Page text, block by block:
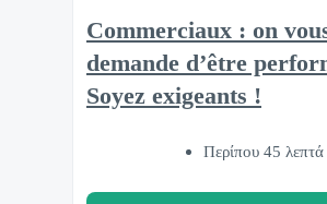
Commerciaux : on
demande d’être
Soyez exigeants !
Περίπου 45 λεπτά